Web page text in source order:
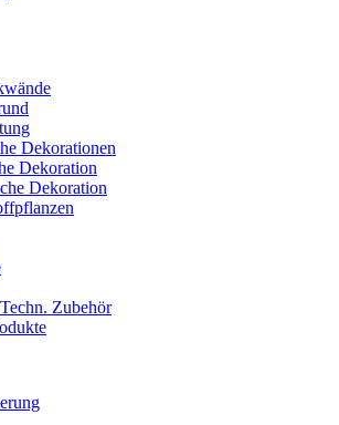
Dekorationen
Dekoration
Dekoration
Zubehör